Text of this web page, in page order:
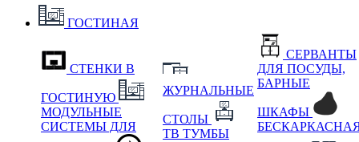
ГОСТИНАЯ
СТЕНКИ В
ГОСТИНУЮ
МОДУЛЬНЫЕ
СИСТЕМЫ ДЛЯ
ЖУРНАЛЬНЫЕ
СТОЛЫ
ТВ ТУМБЫ
СЕРВАНТЫ
ДЛЯ ПОСУДЫ,
БАРНЫЕ
ШКАФЫ